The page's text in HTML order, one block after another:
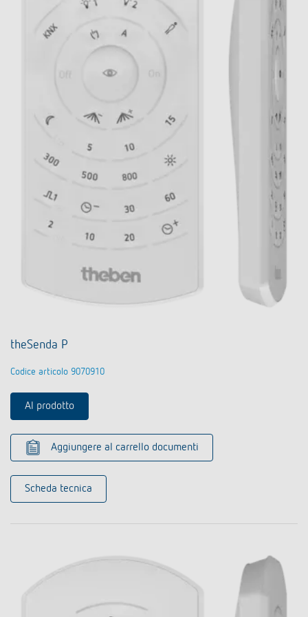
theSenda P
Codice articolo 9070910
Al prodotto
Aggiungere al carrello documenti
Scheda tecnica